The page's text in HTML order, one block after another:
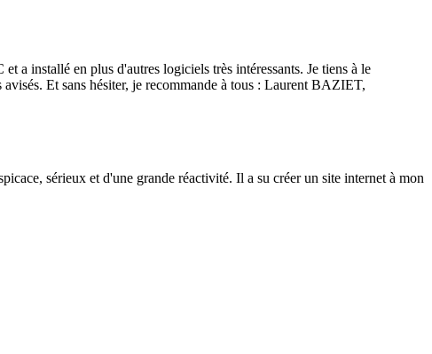
installé en plus d'autres logiciels très intéressants. Je tiens à le
Et sans hésiter, je recommande à tous : Laurent BAZIET,
sérieux et d'une grande réactivité. Il a su créer un site internet à mon